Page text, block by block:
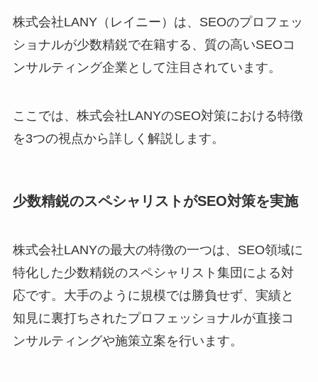
株式会社LANY（レイニー）は、SEOのプロフェッ
ショナルが少数精鋭で在籍する、質の高いSEOコ
ンサルティング企業として注目されています。
ここでは、株式会社LANYのSEO対策における特徴
を3つの視点から詳しく解説します。
少数精鋭のスペシャリストがSEO対策を実施
株式会社LANYの最大の特徴の一つは、SEO領域に
特化した少数精鋭のスペシャリスト集団による対
応です。大手のように規模では勝負せず、実績と
知見に裏打ちされたプロフェッショナルが直接コ
ンサルティングや施策立案を行います。